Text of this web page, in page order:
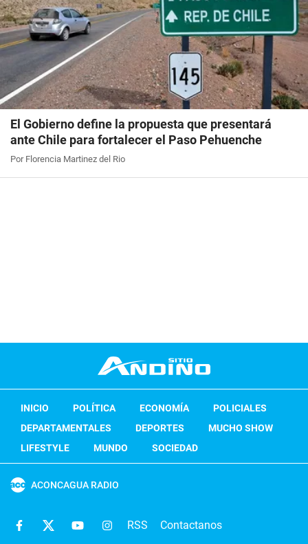
El Gobierno define la propuesta que presentará
ante Chile para fortalecer el Paso Pehuenche
Por Florencia Martinez del Rio
INICIO POLÍTICA ECONOMÍA
POLICIALES
DEPARTAMENTALES
DEPORTES
MUCHO SHOW
LIFESTYLE
MUNDO SOCIEDAD
ACONCAGUA RADIO
RSS Contactanos